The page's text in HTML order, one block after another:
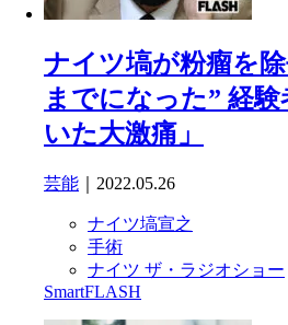
ナイツ塙が粉瘤を
までになった” 経
いた大激痛」
芸能 ｜2022.05.26
ナイツ塙宣之
手術
ナイツ ザ・ラジオショー
SmartFLASH